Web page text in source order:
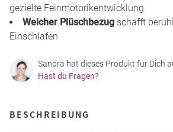
gezielte Feinmotorikentwicklung
Weicher Plüschbezug schafft
Einschlafen
Sandra hat dieses Produkt für Dich
Hast du Fragen?
BESCHREIBUNG